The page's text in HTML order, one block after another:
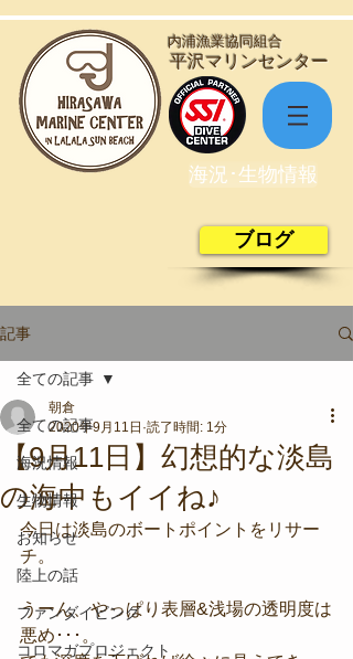
​平沢マリンセンター
​内浦漁業協同組合
海況･生物情報
ブログ
記事
全ての記事
海況情報
生物情報
お知らせ
陸上の話
ファンダイビング
コロマガプロジェクト
全ての記事
【9月11日】幻想的な淡島
の海中もイイね♪
朝倉
2020年9月11日 読了時間: 1分
今日は淡島のボートポイントをリサー
チ。
うーん、やっぱり表層&浅場の透明度は
悪め･･･。